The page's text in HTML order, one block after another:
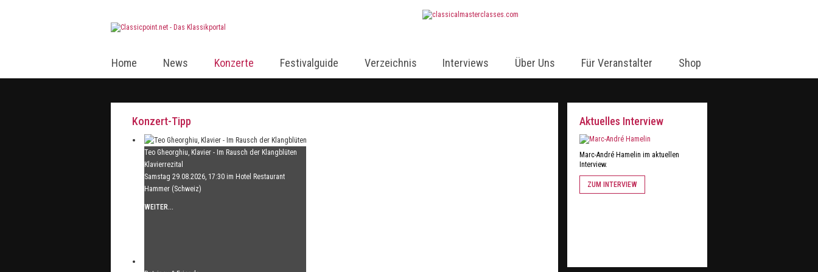
Home News Konzerte Festivalguide Verzeichnis Interviews Über Uns Für Veranstalter Shop
Konzert-Tipp
Teo Gheorghiu, Klavier - Im Rausch der Klangblüten
Klavierrezital
Samstag 29.08.2026, 17:30 im Hotel Restaurant
Hammer (Schweiz)
WEITER...
Aktuelles Interview
Marc-André Hamelin im aktuellen
Interview.
ZUM INTERVIEW